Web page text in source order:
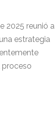
2025 reunió a
estrategia
proceso